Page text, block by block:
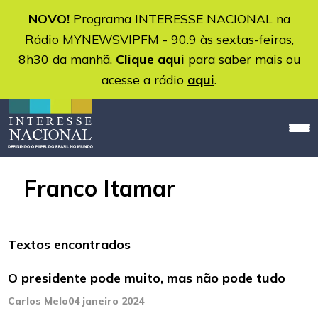
NOVO!Programa INTERESSE NACIONAL na
Rádio MYNEWSVIPFM - 90.9 às sextas-feiras,
8h30 da manhã. Clique aqui para saber mais ou
acesse a rádio aqui.
Franco Itamar
Textos encontrados
O presidente pode muito, mas não pode tudo
Carlos Melo04 janeiro 2024